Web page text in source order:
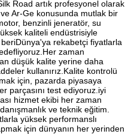
Road artık profesyonel olarak
Ar-Ge konusunda mutlak bir
benzinli jeneratör, su
kaliteli endüstrisiyle
rekabetçi fiyatlarla
zaman
düşük kalite yerine daha
kullanırız.Kalite kontrolü
için, pazarda piyasaya
parçasını test ediyoruz.iyi
hizmet ekibi her zaman
ve teknik eğitim.
yüksek performanslı
için dünyanın her yerinden